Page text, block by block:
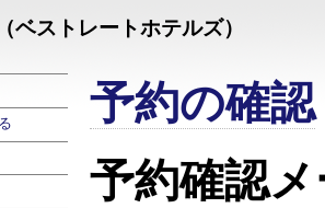
ベストレートホテルズ）
予約の確認
予約確認